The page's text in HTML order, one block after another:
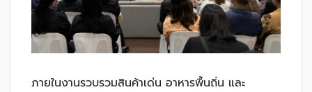
ภายในงานรวบรวมสินค้าเด่น อาหารพื้นถิ่น และ